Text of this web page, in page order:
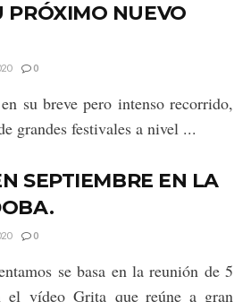
PRÓXIMO NUEVO
0
su breve pero intenso recorrido,
grandes festivales a nivel ...
SEPTIEMBRE EN LA
0
se basa en la reunión de 5
el vídeo Grita que reúne a gran